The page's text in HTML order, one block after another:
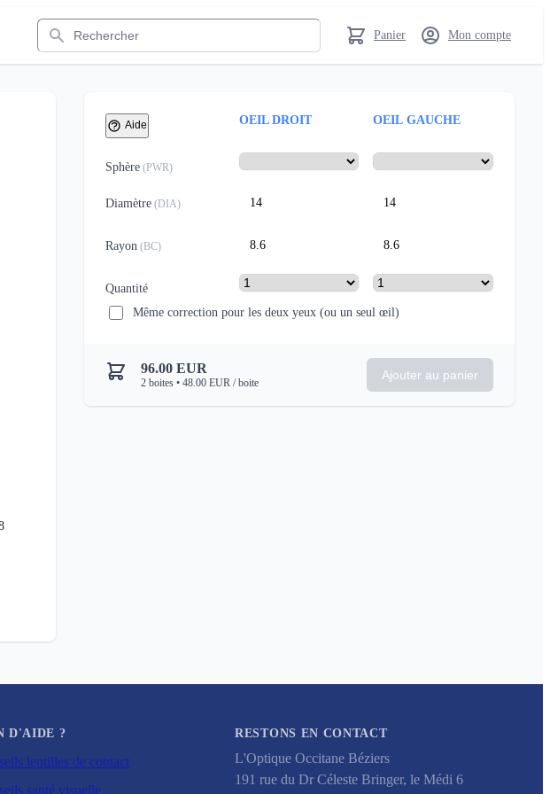
Rechercher
Panier Mon compte
Aide OEIL DROIT OEIL GAUCHE
Sphère(PWR)
Diamètre(DIA) 14 14
Rayon(BC) 8.6 8.6
Quantité
Même correction pour les deux yeux (ou un seul œil)
96.00 EUR
2boites• 48.00 EUR / boite
Ajouter au panier
D'AIDE ?
lentilles de contact
santé visuelle
RESTONS EN CONTACT
L'Optique Occitane Béziers
191 rue du Dr Céleste Bringer, le Médi 6